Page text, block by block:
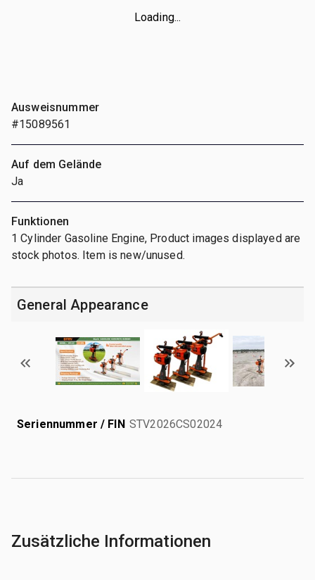
Loading...
Ausweisnummer
#15089561
Auf dem Gelände
Ja
Funktionen
1 Cylinder Gasoline Engine, Product images displayed are
stock photos. Item is new/unused.
General Appearance
Seriennummer / FIN STV2026CS02024
Zusätzliche Informationen